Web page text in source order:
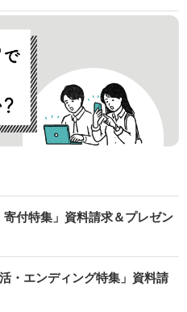
付特集」資料請求＆プレゼン
・エンディング特集」資料請